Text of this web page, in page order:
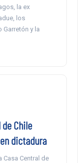
la ex
los
Garretón y la
Chile
dictadura
Casa Central de